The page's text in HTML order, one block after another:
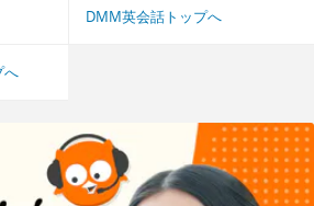
DMM英会話トップへ
へ